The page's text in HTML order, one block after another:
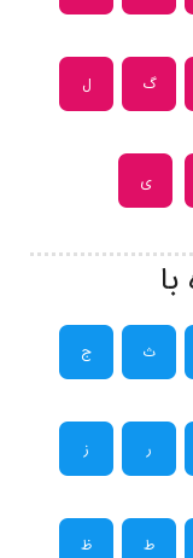
گ ل
ی
ث ج
ر ز
ط ظ